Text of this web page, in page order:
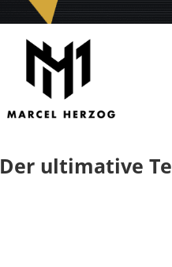
Der ultimative